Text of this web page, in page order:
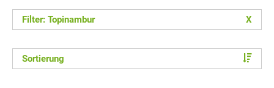
Filter: Topinambur X
Sortierung